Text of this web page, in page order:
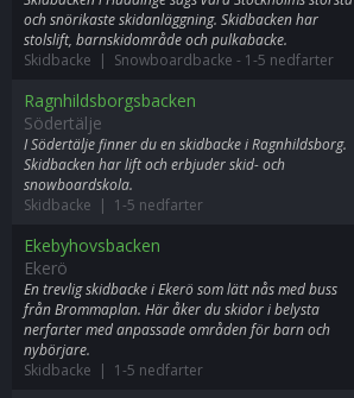
och snörikaste skidanläggning. Skidbacken har
stolslift, barnskidområde och pulkabacke.
Skidbacke | Snowboardbacke - 1-5 nedfarter
Ragnhildsborgsbacken
Södertälje
I Södertälje finner du en skidbacke i Ragnhildsborg.
Skidbacken har lift och erbjuder skid- och
snowboardskola.
Skidbacke | 1-5 nedfarter
Ekebyhovsbacken
Ekerö
En trevlig skidbacke i Ekerö som lätt nås med buss
från Brommaplan. Här åker du skidor i belysta
nerfarter med anpassade områden för barn och
nybörjare.
Skidbacke | 1-5 nedfarter